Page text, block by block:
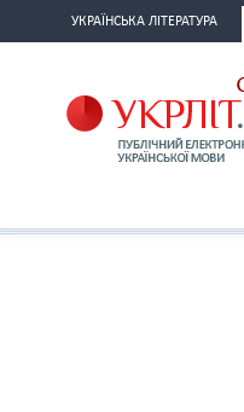
УКРАЇНСЬКА ЛІТЕРАТУРА